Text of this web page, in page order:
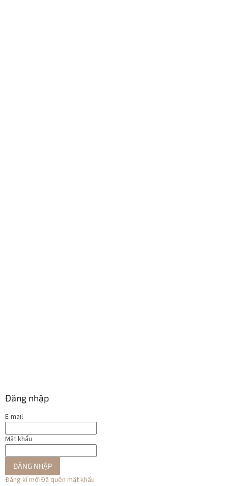
Đăng nhập
E-mail
Mật khẩu
ĐĂNG NHẬP
Đăng kí mớiĐã quên mật khẩu